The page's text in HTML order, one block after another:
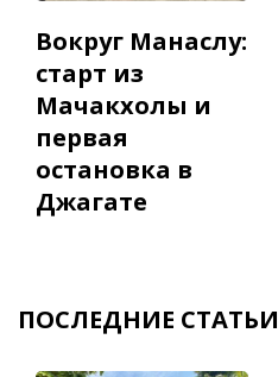
Вокруг Манаслу:
старт из
Мачакхолы и
первая
остановка в
Джагате
ПОСЛЕДНИЕ СТАТЬИ